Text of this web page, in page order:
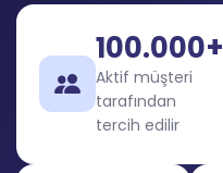
100.000+
Aktif müşteri
tarafından
tercih edilir